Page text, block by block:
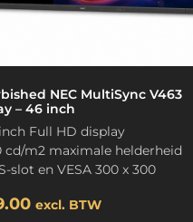
NEC MultiSync V463
– 46 inch
Full HD display
cd/m2 maximale helderheid
slot en VESA 300 x 300
excl. BTW